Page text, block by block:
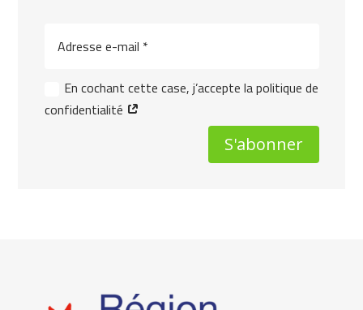
En cochant cette case, j’accepte la politique de
confidentialité
S'abonner